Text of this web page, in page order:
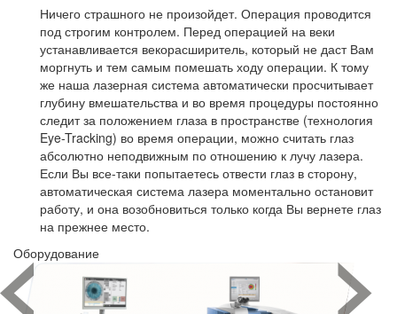
Ничего страшного не произойдет. Операция проводится
под строгим контролем. Перед операцией на веки
устанавливается векорасширитель, который не даст Вам
моргнуть и тем самым помешать ходу операции. К тому
же наша лазерная система автоматически просчитывает
глубину вмешательства и во время процедуры постоянно
следит за положением глаза в пространстве (технология
Eye-Tracking) во время операции, можно считать глаз
абсолютно неподвижным по отношению к лучу лазера.
Если Вы все-таки попытаетесь отвести глаз в сторону,
автоматическая система лазера моментально остановит
работу, и она возобновиться только когда Вы вернете глаз
на прежнее место.
Оборудование